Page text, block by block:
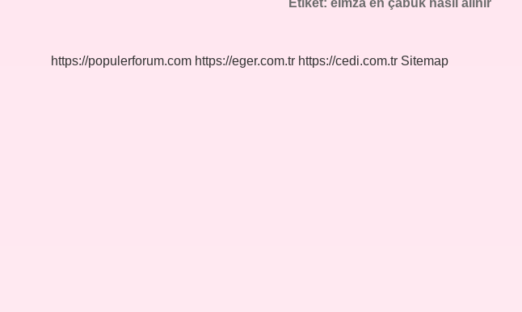
Etiket:eİmza en çabuk nasıl alınır
https://populerforum.com https://eger.com.tr https://cedi.com.tr Sitemap